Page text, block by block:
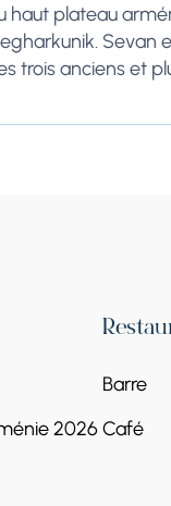
haut plateau
Sevan
trois anciens et
du Royaume
2026
Barre
Café